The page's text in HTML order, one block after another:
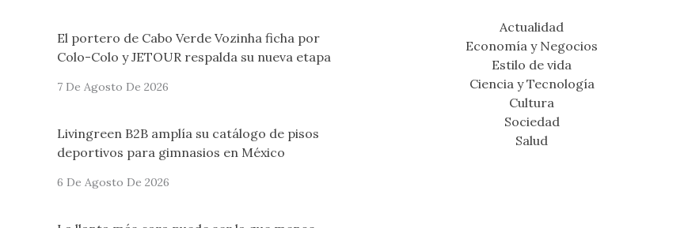
El portero de Cabo Verde Vozinha ficha por
Colo-Colo y JETOUR respalda su nueva etapa
7 De Agosto De 2026
Livingreen B2B amplía su catálogo de pisos
deportivos para gimnasios en México
6 De Agosto De 2026
Actualidad
Economía y Negocios
Estilo de vida
Ciencia y Tecnología
Cultura
Sociedad
Salud